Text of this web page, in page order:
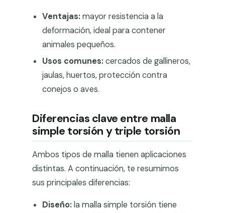
Ventajas:mayor resistencia a la
deformación, ideal para contener
animales pequeños.
Usos comunes:cercados de gallineros,
jaulas, huertos, protección contra
conejos o aves.
Diferencias clave entre malla
simple torsión y triple torsión
Ambos tipos de malla tienen aplicaciones
distintas. A continuación, te resumimos
sus principales diferencias:
Diseño:la malla simple torsión tiene